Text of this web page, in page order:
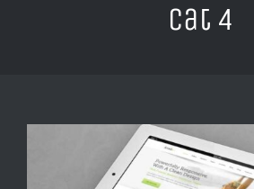
Cat 4